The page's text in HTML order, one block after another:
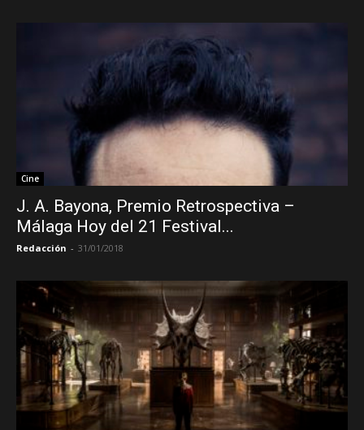
Cine
J. A. Bayona, Premio Retrospectiva –
Málaga Hoy del 21 Festival...
Redacción - 31/01/2018